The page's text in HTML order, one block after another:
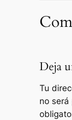
Deja
Tu
no será